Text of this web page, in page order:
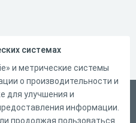
системах
и метрические системы
о производительности и
для улучшения и
информации.
продолжая пользоваться